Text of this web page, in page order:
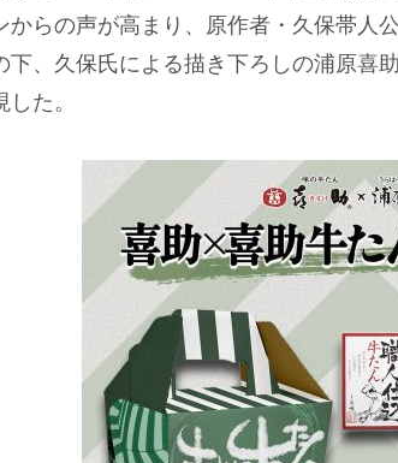
からの声が高まり、原作者・久保帯人
下、久保氏による描き下ろしの浦原喜
した。